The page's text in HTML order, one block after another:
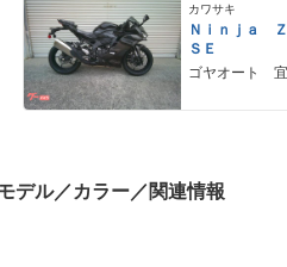
カワサキ
Ｎｉｎｊａ
ＳＥ
ゴヤオート
デル／カラー／関連情報